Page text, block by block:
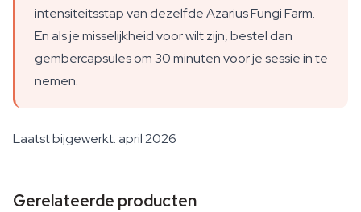
intensiteitsstap van dezelfde Azarius Fungi Farm.
En als je misselijkheid voor wilt zijn, bestel dan
gembercapsules om 30 minuten voor je sessie in te
nemen.
Laatst bijgewerkt: april 2026
Gerelateerde producten